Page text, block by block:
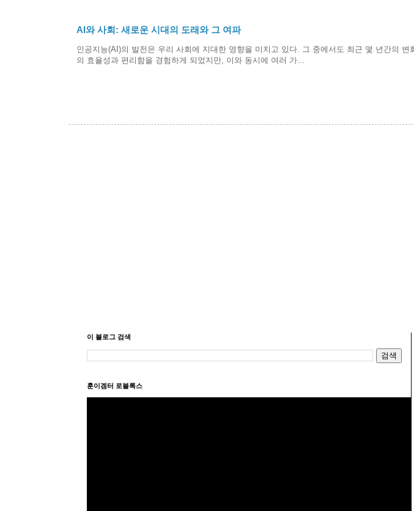
AI와 사회: 새로운 시대의 도래와 그 여파
인공지능(AI)의 발전은 우리 사회에 지대한 영향을 미치고 있다. 그 중에서도 최근 몇 년간의
의 효율성과 편리함을 경험하게 되었지만, 이와 동시에 여러 가...
이 블로그 검색
훈이겜터 로블록스